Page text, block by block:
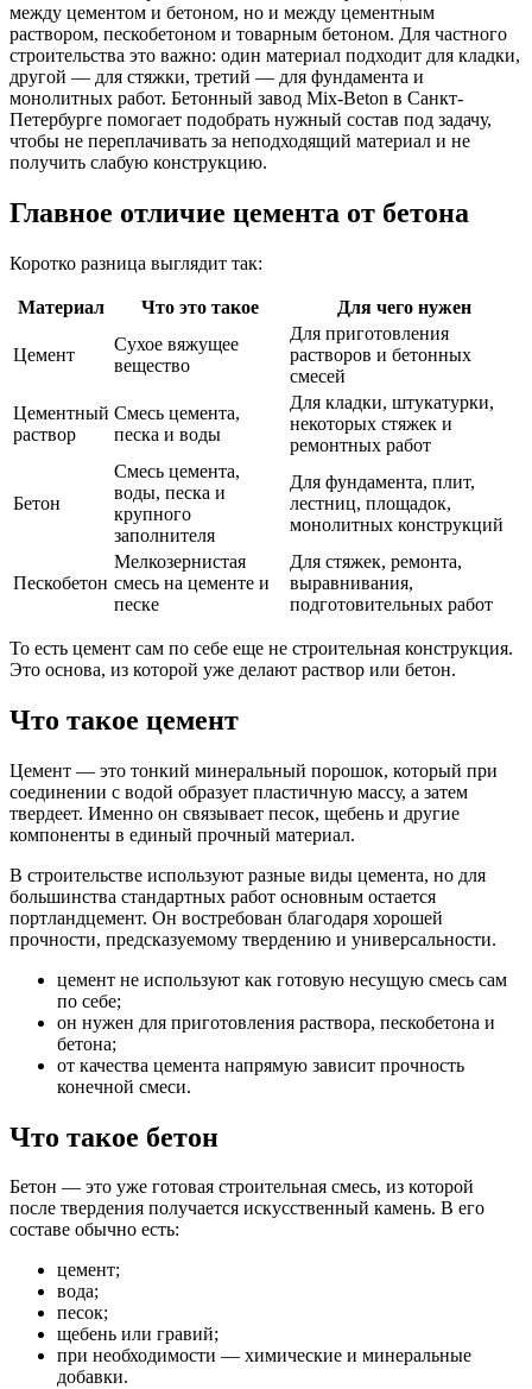
между цементом и бетоном, но и между цементным
раствором, пескобетоном и товарным бетоном. Для частного
строительства это важно: один материал подходит для кладки,
другой — для стяжки, третий — для фундамента и
монолитных работ. Бетонный завод Mix-Beton в Санкт-
Петербурге помогает подобрать нужный состав под задачу,
чтобы не переплачивать за неподходящий материал и не
получить слабую конструкцию.
Главное отличие цемента от бетона
Коротко разница выглядит так:
Материал Что это такое Для чего нужен
Цемент
Сухое вяжущее
вещество
Для приготовления
растворов и бетонных
смесей
Цементный
раствор
Смесь цемента,
песка и воды
Для кладки, штукатурки,
некоторых стяжек и
ремонтных работ
Бетон
Смесь цемента,
воды, песка и
крупного
заполнителя
Для фундамента, плит,
лестниц, площадок,
монолитных конструкций
Пескобетон
Мелкозернистая
смесь на цементе и
песке
Для стяжек, ремонта,
выравнивания,
подготовительных работ
То есть цемент сам по себе еще не строительная конструкция.
Это основа, из которой уже делают раствор или бетон.
Что такое цемент
Цемент — это тонкий минеральный порошок, который при
соединении с водой образует пластичную массу, а затем
твердеет. Именно он связывает песок, щебень и другие
компоненты в единый прочный материал.
В строительстве используют разные виды цемента, но для
большинства стандартных работ основным остается
портландцемент. Он востребован благодаря хорошей
прочности, предсказуемому твердению и универсальности.
цемент не используют как готовую несущую смесь сам
по себе;
он нужен для приготовления раствора, пескобетона и
бетона;
от качества цемента напрямую зависит прочность
конечной смеси.
Что такое бетон
Бетон — это уже готовая строительная смесь, из которой
после твердения получается искусственный камень. В его
составе обычно есть:
цемент;
вода;
песок;
щебень или гравий;
при необходимости — химические и минеральные
добавки.